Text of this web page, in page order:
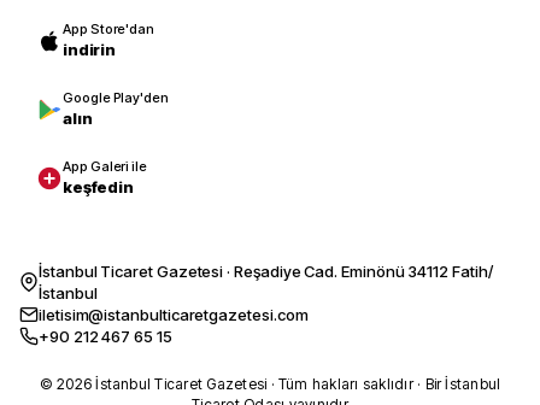
App Store'dan
indirin
Google Play'den
alın
App Galeri ile
keşfedin
İstanbul Ticaret Gazetesi · Reşadiye Cad. Eminönü 34112 Fatih/
İstanbul
iletisim@istanbulticaretgazetesi.com
+90 212 467 65 15
© 2026 İstanbul Ticaret Gazetesi · Tüm hakları saklıdır · Bir İstanbul